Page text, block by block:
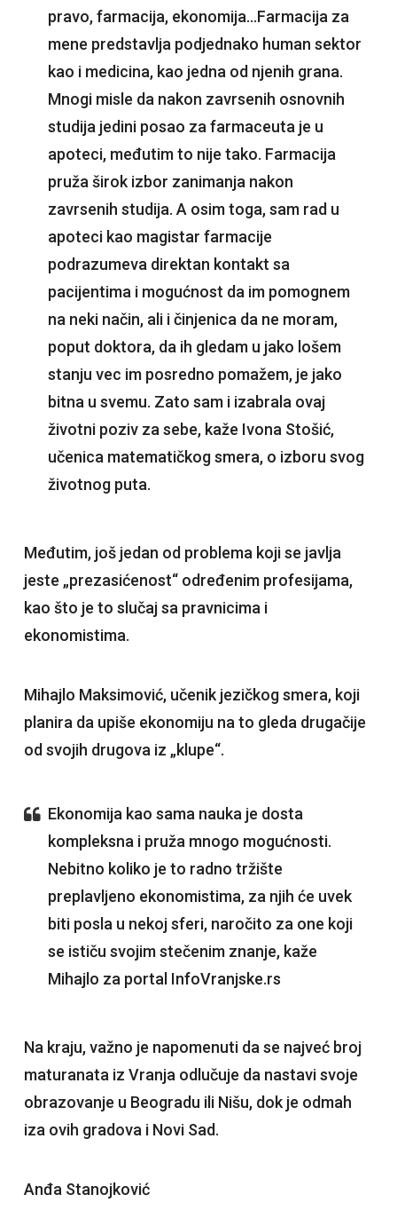
pravo, farmacija, ekonomija…Farmacija za
mene predstavlja podjednako human sektor
kao i medicina, kao jedna od njenih grana.
Mnogi misle da nakon zavrsenih osnovnih
studija jedini posao za farmaceuta je u
apoteci, međutim to nije tako. Farmacija
pruža širok izbor zanimanja nakon
zavrsenih studija. A osim toga, sam rad u
apoteci kao magistar farmacije
podrazumeva direktan kontakt sa
pacijentima i mogućnost da im pomognem
na neki način, ali i činjenica da ne moram,
poput doktora, da ih gledam u jako lošem
stanju vec im posredno pomažem, je jako
bitna u svemu. Zato sam i izabrala ovaj
životni poziv za sebe, kaže Ivona Stošić,
učenica matematičkog smera, o izboru svog
životnog puta.
Međutim, još jedan od problema koji se javlja
jeste „prezasićenost“ određenim profesijama,
kao što je to slučaj sa pravnicima i
ekonomistima.
Mihajlo Maksimović, učenik jezičkog smera, koji
planira da upiše ekonomiju na to gleda drugačije
od svojih drugova iz „klupe“.
Ekonomija kao sama nauka je dosta
kompleksna i pruža mnogo mogućnosti.
Nebitno koliko je to radno tržište
preplavljeno ekonomistima, za njih će uvek
biti posla u nekoj sferi, naročito za one koji
se ističu svojim stečenim znanje, kaže
Mihajlo za portal InfoVranjske.rs
Na kraju, važno je napomenuti da se najveć broj
maturanata iz Vranja odlučuje da nastavi svoje
obrazovanje u Beogradu ili Nišu, dok je odmah
iza ovih gradova i Novi Sad.
Anđa Stanojković